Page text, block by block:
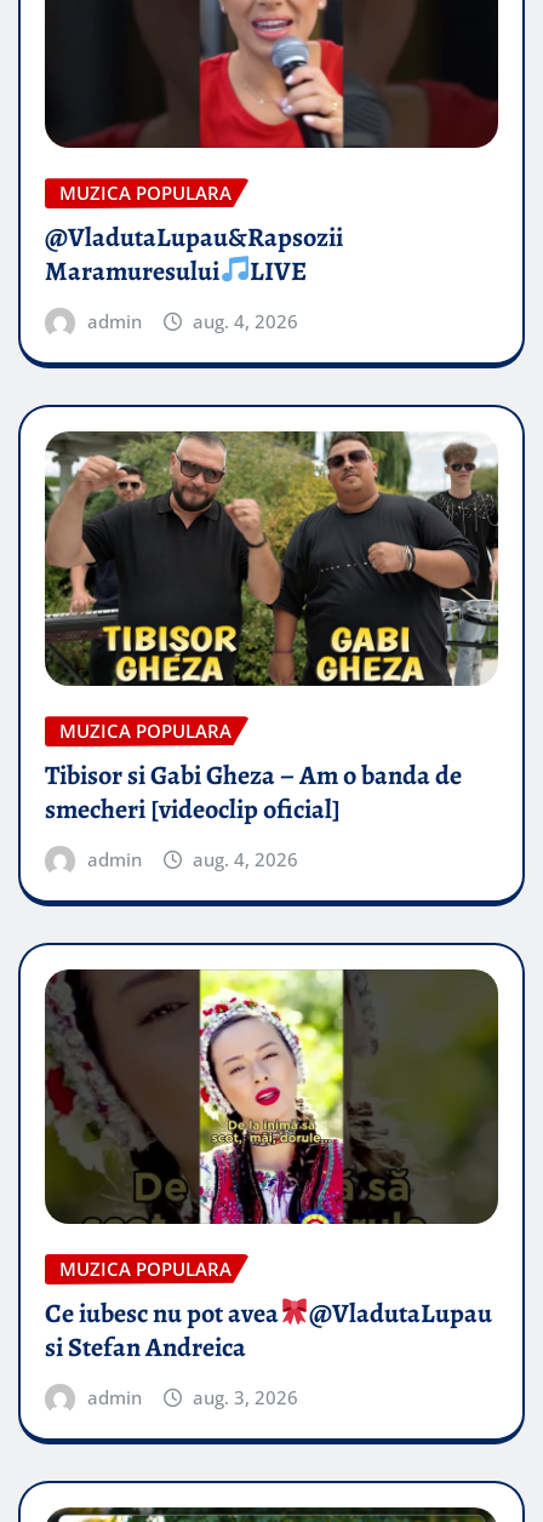
MUZICA POPULARA
@VladutaLupau&Rapsozii
Maramuresului
LIVE
admin aug. 4, 2026
MUZICA POPULARA
Tibisor si Gabi Gheza – Am o banda de
smecheri [videoclip oficial]
admin aug. 4, 2026
MUZICA POPULARA
Ce iubesc nu pot avea
​@VladutaLupau
si Stefan Andreica
admin aug. 3, 2026